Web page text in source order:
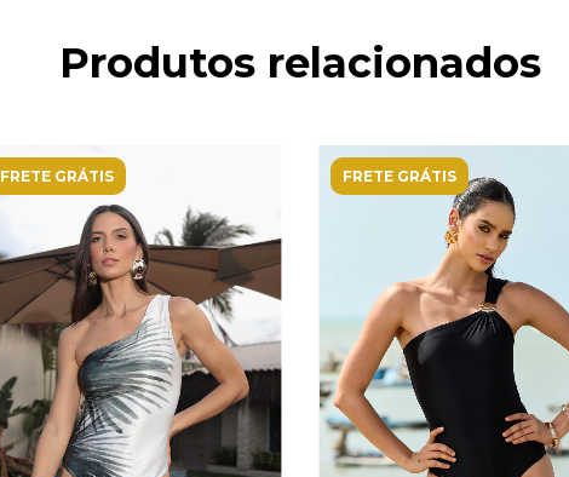
Produtos relacionados
FRETE GRÁTIS FRETE GRÁTIS